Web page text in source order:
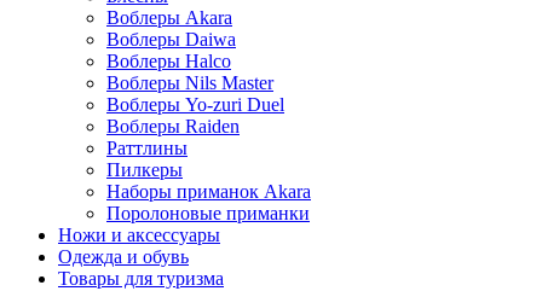
Воблеры Akara
Воблеры Daiwa
Воблеры Halco
Воблеры Nils Master
Воблеры Yo-zuri Duel
Воблеры Raiden
Раттлины
Пилкеры
Наборы приманок Akara
Поролоновые приманки
Ножи и аксессуары
Одежда и обувь
Товары для туризма